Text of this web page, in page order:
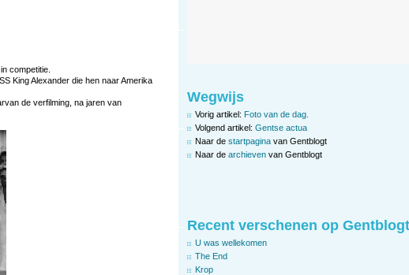
competitie.
King Alexander die hen naar Amerika
de verfilming, na jaren van
Wegwijs
Vorig artikel: Foto van de dag.
Volgend artikel: Gentse actua
Naar de startpagina van Gentblogt
Naar de archieven van Gentblogt
Recent verschenen op Gentblogt
U was wellekomen
The End
Krop